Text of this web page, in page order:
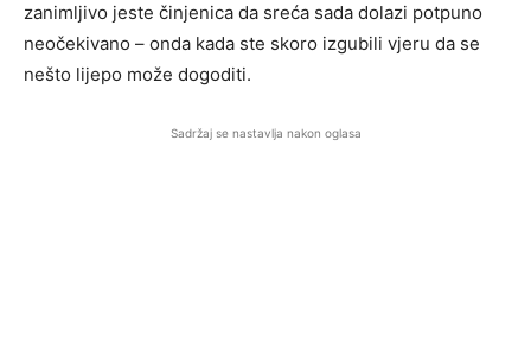
zanimljivo jeste činjenica da sreća sada dolazi potpuno
neočekivano – onda kada ste skoro izgubili vjeru da se
nešto lijepo može dogoditi.
Sadržaj se nastavlja nakon oglasa